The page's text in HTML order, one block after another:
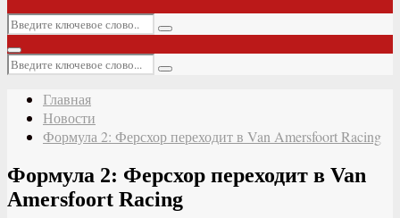
Искать:
Поиск
Основное
меню
Искать:
Поиск
Главная
Новости
Формула 2: Ферсхор переходит в Van Amersfoort Racing
Формула 2: Ферсхор переходит в Van
Amersfoort Racing